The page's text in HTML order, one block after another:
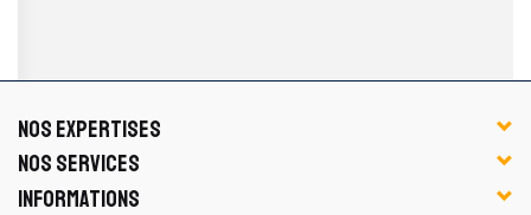
NOS EXPERTISES
NOS SERVICES
INFORMATIONS